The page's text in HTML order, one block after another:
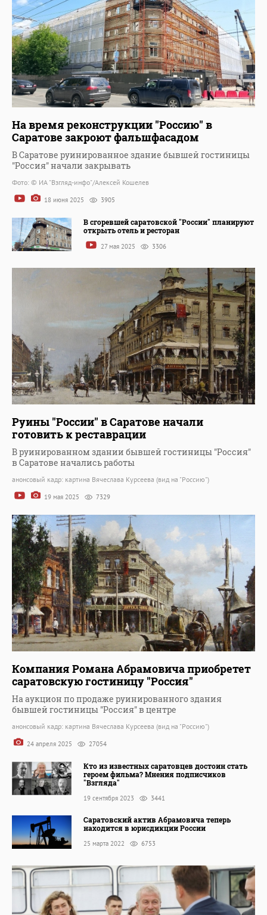
На время реконструкции "Россию" в
Саратове закроют фальшфасадом
В Саратове руинированное здание бывшей гостиницы
"Россия" начали закрывать
Фото: © ИА "Взгляд-инфо"/Алексей Кошелев
18 июня 2025 3905
В сгоревшей саратовской "России" планируют
открыть отель и ресторан
27 мая 2025 3306
Руины "России" в Саратове начали
готовить к реставрации
В руинированном здании бывшей гостиницы "Россия"
в Саратове начались работы
анонсовый кадр: картина Вячеслава Курсеева (вид на "Россию")
19 мая 2025 7329
Компания Романа Абрамовича приобретет
саратовскую гостиницу "Россия"
На аукцион по продаже руинированного здания
бывшей гостиницы "Россия" в центре
анонсовый кадр: картина Вячеслава Курсеева (вид на "Россию")
24 апреля 2025 27054
Кто из известных саратовцев достоин стать
героем фильма? Мнения подписчиков
"Взгляда"
19 сентября 2023 3441
Саратовский актив Абрамовича теперь
находится в юрисдикции России
25 марта 2022 6753